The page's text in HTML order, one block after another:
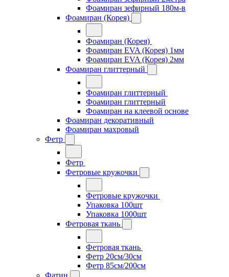
Фоамиран зефирный 180м-в
Фоамиран (Корея)
Фоамиран (Корея)
Фоамиран EVA (Корея) 1мм
Фоамиран EVA (Корея) 2мм
Фоамиран глиттерный
Фоамиран глиттерный
Фоамиран глиттерный
Фоамиран на клеевой основе
Фоамиран декоративный
Фоамиран махровый
Фетр
Фетр
Фетровые кружочки
Фетровые кружочки
Упаковка 100шт
Упаковка 1000шт
Фетровая ткань
Фетровая ткань
Фетр 20см/30см
Фетр 85см/200см
Фатин